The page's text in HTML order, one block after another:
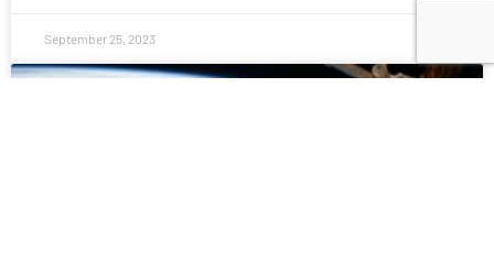
September 25, 2023